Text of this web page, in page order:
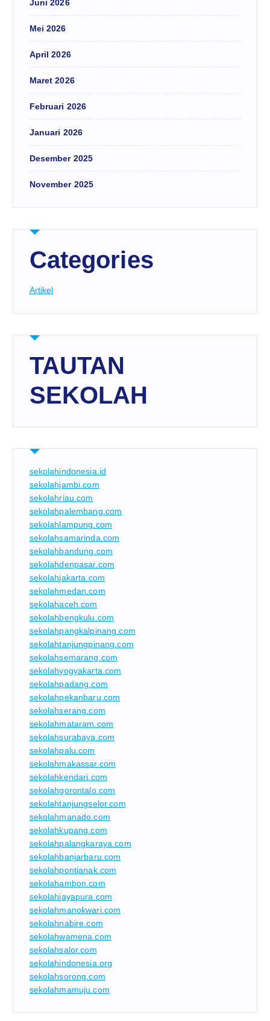
Juni 2026
Mei 2026
April 2026
Maret 2026
Februari 2026
Januari 2026
Desember 2025
November 2025
Categories
Artikel
TAUTAN
SEKOLAH
sekolahindonesia.id
sekolahjambi.com
sekolahriau.com
sekolahpalembang.com
sekolahlampung.com
sekolahsamarinda.com
sekolahbandung.com
sekolahdenpasar.com
sekolahjakarta.com
sekolahmedan.com
sekolahaceh.com
sekolahbengkulu.com
sekolahpangkalpinang.com
sekolahtanjungpinang.com
sekolahsemarang.com
sekolahyogyakarta.com
sekolahpadang.com
sekolahpekanbaru.com
sekolahserang.com
sekolahmataram.com
sekolahsurabaya.com
sekolahpalu.com
sekolahmakassar.com
sekolahkendari.com
sekolahgorontalo.com
sekolahtanjungselor.com
sekolahmanado.com
sekolahkupang.com
sekolahpalangkaraya.com
sekolahbanjarbaru.com
sekolahpontianak.com
sekolahambon.com
sekolahjayapura.com
sekolahmanokwari.com
sekolahnabire.com
sekolahwamena.com
sekolahsalor.com
sekolahindonesia.org
sekolahsorong.com
sekolahmamuju.com